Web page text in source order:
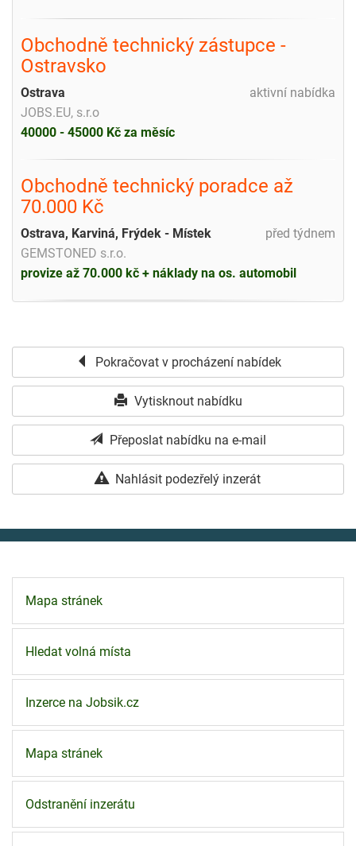
Obchodně technický zástupce -
Ostravsko
aktivní nabídka
Ostrava
JOBS.EU, s.r.o
40000 - 45000 Kč za měsíc
Obchodně technický poradce až
70.000 Kč
před týdnem
Ostrava, Karviná, Frýdek - Místek
GEMSTONED s.r.o.
provize až 70.000 kč + náklady na os. automobil
Pokračovat v procházení nabídek
Vytisknout nabídku
Přeposlat nabídku na e-mail
Nahlásit podezřelý inzerát
Mapa stránek
Hledat volná místa
Inzerce na Jobsik.cz
Mapa stránek
Odstranění inzerátu